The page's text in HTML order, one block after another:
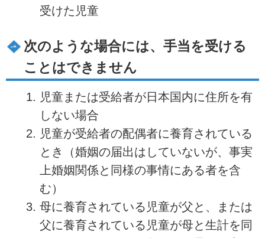
受けた児童
次のような場合には、手当を受ける
ことはできません
児童または受給者が日本国内に住所を有
しない場合
児童が受給者の配偶者に養育されている
とき（婚姻の届出はしていないが、事実
上婚姻関係と同様の事情にある者を含
む）
母に養育されている児童が父と、または
父に養育されている児童が母と生計を同